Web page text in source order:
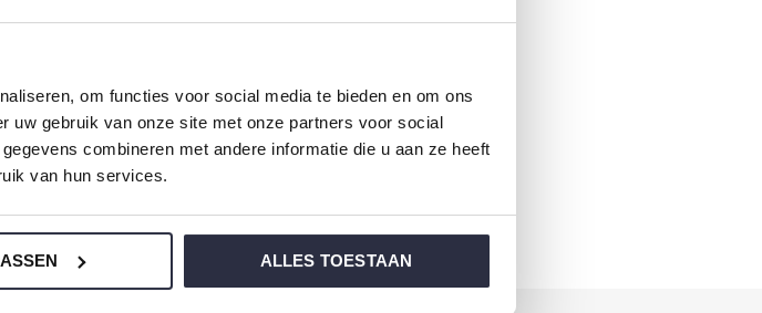
om functies voor social media te bieden en om ons
uw gebruik van onze site met onze partners voor social
combineren met andere informatie die u aan ze heeft
van hun services.
ALLES TOESTAAN
Sie mit einem guten Gefühl aufwachen.